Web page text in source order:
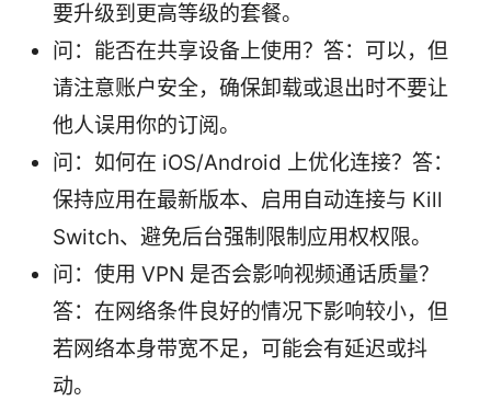
要升级到更高等级的套餐。
问：能否在共享设备上使用？答：可以，但
请注意账户安全，确保卸载或退出时不要让
他人误用你的订阅。
问：如何在 iOS/Android 上优化连接？答：
保持应用在最新版本、启用自动连接与 Kill
Switch、避免后台强制限制应用权权限。
问：使用 VPN 是否会影响视频通话质量？
答：在网络条件良好的情况下影响较小，但
若网络本身带宽不足，可能会有延迟或抖
动。